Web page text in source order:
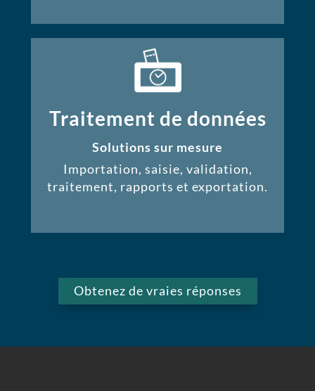
Traitement de données
Solutions sur mesure
Importation, saisie, validation,
traitement, rapports et exportation.
Obtenez de vraies réponses